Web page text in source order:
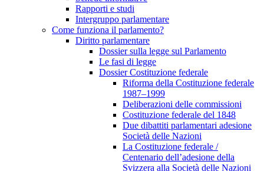
Rapporti e studi
Intergruppo parlamentare
Come funziona il parlamento?
Diritto parlamentare
Dossier sulla legge sul Parlamento
Le fasi di legge
Dossier Costituzione federale
Riforma della Costituzione federale
1987–1999
Deliberazioni delle commissioni
Costituzione federale del 1848
Due dibattiti parlamentari adesione
Società delle Nazioni
La Costituzione federale /
Centenario dell’adesione della
Svizzera alla Società delle Nazioni